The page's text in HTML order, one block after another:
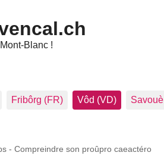
Blanc !
Fribôrg (FR) Vôd (VD) Savouè
- Compreindre son proûpro caeactéro